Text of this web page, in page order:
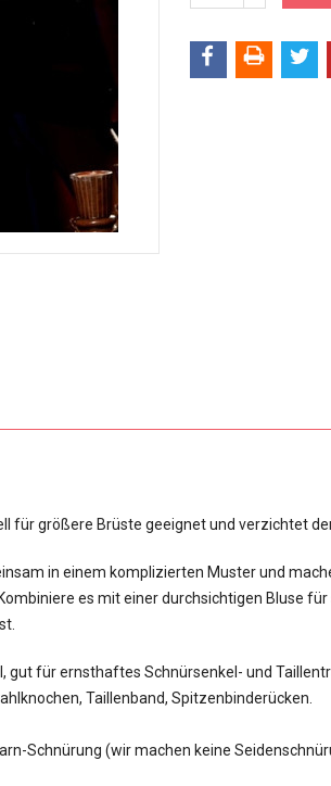
für größere Brüste geeignet und verzichtet
in einem komplizierten Muster und
es mit einer durchsichtigen Bluse
gut für ernsthaftes Schnürsenkel- und
Taillenband, Spitzenbinderücken.
Schnürung (wir machen keine